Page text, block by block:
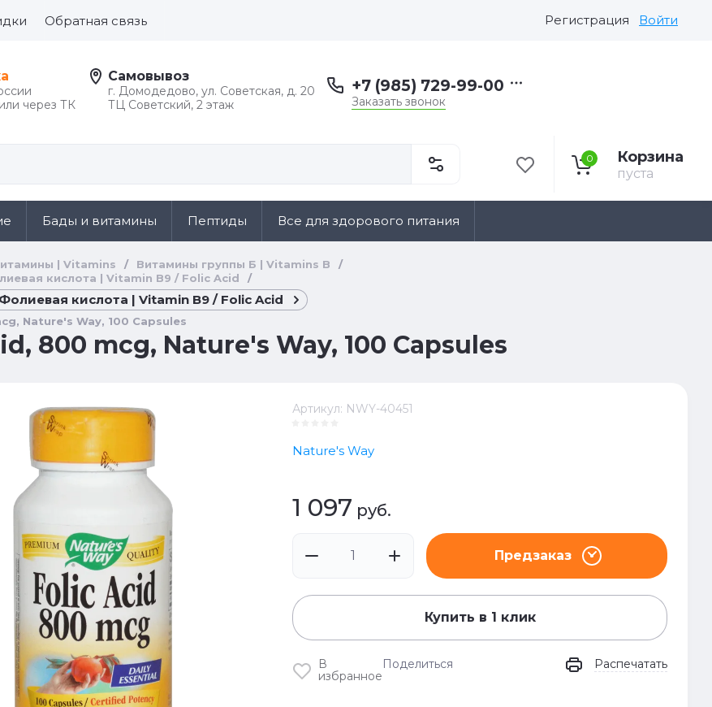
Обратная связь Регистрация Войти
через ТК
Самовывоз
г. Домодедово, ул. Советская, д. 20
ТЦ Советский, 2 этаж
+7 (985) 729-99-00
Заказать звонок
0 Корзина
пуста
Бады и витамины Пептиды Все для здорового питания
| Vitamins / Витамины группы Б | Vitamins B
/
кислота | Vitamin B9 / Folic Acid
/
кислота | Vitamin B9 / Folic Acid
Nature's Way, 100 Capsules
800 mcg, Nature's Way, 100 Capsules
Артикул: NWY-40451
Nature's Way
1 097 руб.
Предзаказ
Купить в 1 клик
В
избранное
Поделиться Распечатать